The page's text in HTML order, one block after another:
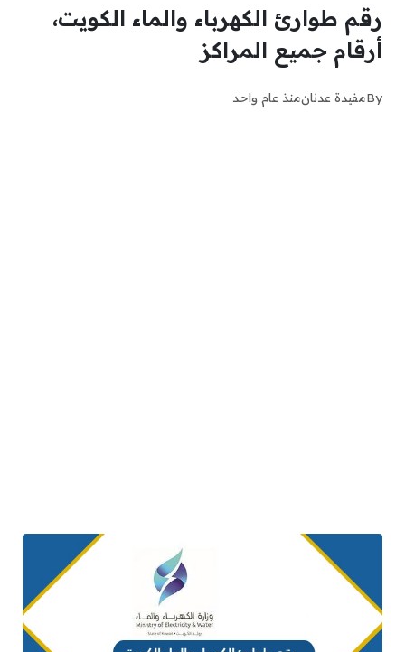
رقم طوارئ الكهرباء والماء الكويت،
أرقام جميع المراكز
Byمفيدة عدنانمنذ عام واحد